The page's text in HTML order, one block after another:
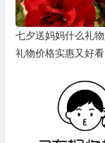
七夕送妈妈什么礼
礼物价格实惠又好看